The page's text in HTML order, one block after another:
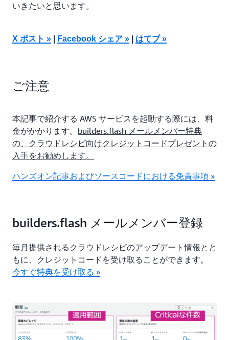
いきたいと思います。
X ポスト » Facebook シェア » はてブ »
ご注意
本記事で紹介する AWS サービスを起動する際には、料
金がかかります。 builders.flash メールメンバー特典
の、クラウドレシピ向けクレジットコードプレゼントの
入手をお勧めします。
ハンズオン記事およびソースコードにおける免責事項 »
builders.flash メールメンバー登録
毎月提供されるクラウドレシピのアップデート情報とと
もに、クレジットコードを受け取ることができます。
今すぐ特典を受け取る »